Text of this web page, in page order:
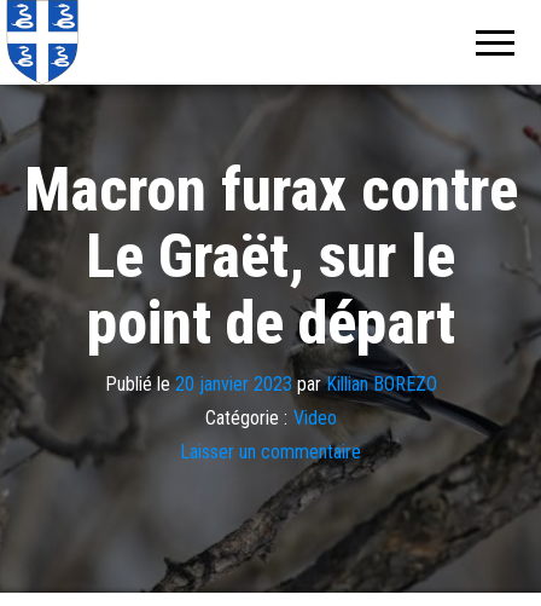
Macron furax contre
Le Graët, sur le
point de départ
Publié le 20 janvier 2023parKillian BOREZO
Catégorie : Video
Laisser un commentaire